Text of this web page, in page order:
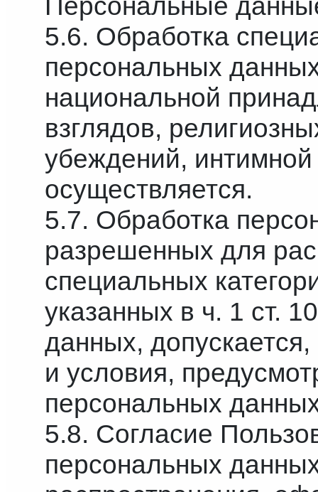
Персональные
5.6. Обработка
персональных
национальной
взглядов,
убеждений,
осуществляется.
5.7. Обработка
разрешенных для
специальных
указанных в ч. 1 ст.
данных,
и условия,
персональных
5.8. Согласие
персональных